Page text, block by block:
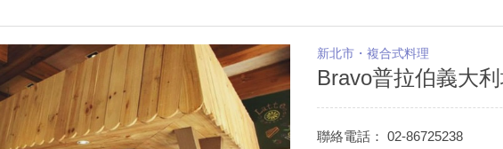
新北市・複合式料理
Bravo普拉伯義大
聯絡電話： 02-86725238